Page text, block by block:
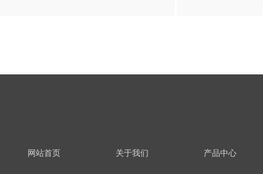
网站首页 关于我们 产品中心